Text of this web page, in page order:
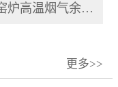
工业窑炉高温烟气余热提取利用系统
更多>>